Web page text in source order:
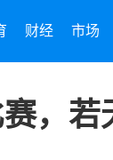
财经 市场
，